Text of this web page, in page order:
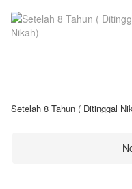
Setelah 8 Tahun ( Ditinggal